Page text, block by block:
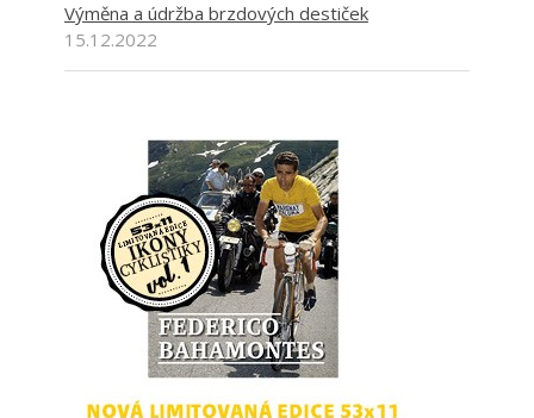
Výměna a údržba brzdových destiček
15.12.2022